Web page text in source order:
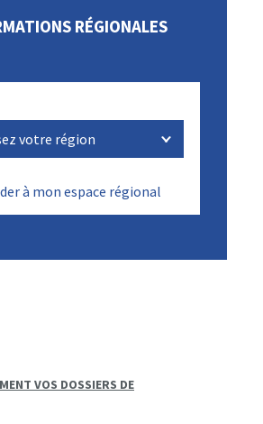
RÉGIONALES
à mon espace régional
VOS DOSSIERS DE